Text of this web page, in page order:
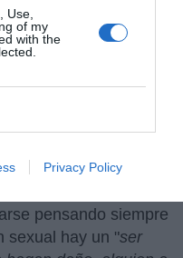
Use,
of my
with the
Privacy Policy
a padres e hijos,
organizaciones
para formar a
y que el
a toda la familia.
que "amar es lo
pensando siempre
sexual hay un "ser